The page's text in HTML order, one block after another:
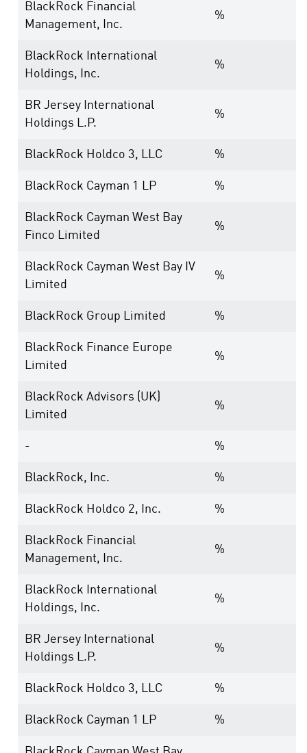
BlackRock Financial
Management, Inc.
%
BlackRock International
Holdings, Inc.
%
BR Jersey International
Holdings L.P.
%
BlackRock Holdco 3, LLC %
BlackRock Cayman 1 LP %
BlackRock Cayman West Bay
Finco Limited
%
BlackRock Cayman West Bay IV
Limited
%
BlackRock Group Limited %
BlackRock Finance Europe
Limited
%
BlackRock Advisors (UK)
Limited
%
- %
BlackRock, Inc. %
BlackRock Holdco 2, Inc. %
BlackRock Financial
Management, Inc.
%
BlackRock International
Holdings, Inc.
%
BR Jersey International
Holdings L.P.
%
BlackRock Holdco 3, LLC %
BlackRock Cayman 1 LP %